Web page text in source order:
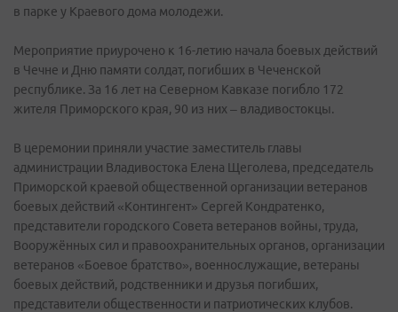
в парке у Краевого дома молодежи.
Мероприятие приурочено к 16-летию начала боевых действий
в Чечне и Дню памяти солдат, погибших в Чеченской
республике. За 16 лет на Северном Кавказе погибло 172
жителя Приморского края, 90 из них – владивостокцы.
В церемонии приняли участие заместитель главы
администрации Владивостока Елена Щеголева, председатель
Приморской краевой общественной организации ветеранов
боевых действий «Контингент» Сергей Кондратенко,
представители городского Совета ветеранов войны, труда,
Вооружённых сил и правоохранительных органов, организации
ветеранов «Боевое братство», военнослужащие, ветераны
боевых действий, родственники и друзья погибших,
представители общественности и патриотических клубов.